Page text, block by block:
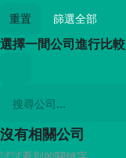
重置 篩選全部
選擇一間公司進行比較
沒有相關公司